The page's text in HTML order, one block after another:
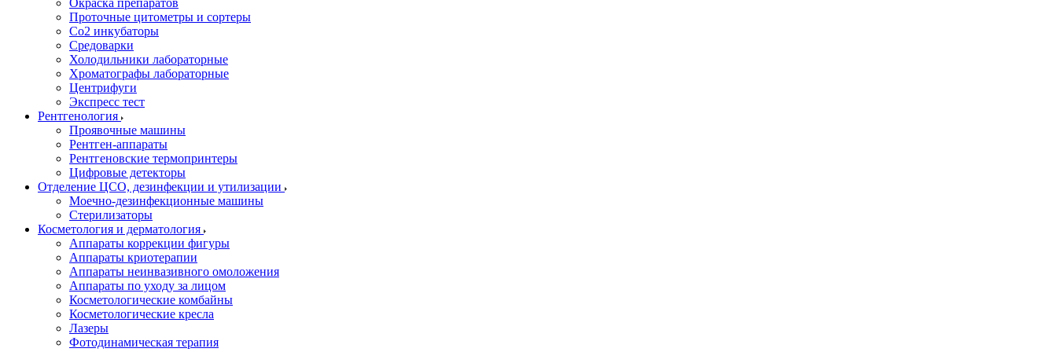
Окраска препаратов
Проточные цитометры и сортеры
Со2 инкубаторы
Средоварки
Холодильники лабораторные
Хроматографы лабораторные
Центрифуги
Экспресс тест
Рентгенология
Проявочные машины
Рентген-аппараты
Рентгеновские термопринтеры
Цифровые детекторы
Отделение ЦСО, дезинфекции и утилизации
Моечно-дезинфекционные машины
Стерилизаторы
Косметология и дерматология
Аппараты коррекции фигуры
Аппараты криотерапии
Аппараты неинвазивного омоложения
Аппараты по уходу за лицом
Косметологические комбайны
Косметологические кресла
Лазеры
Фотодинамическая терапия